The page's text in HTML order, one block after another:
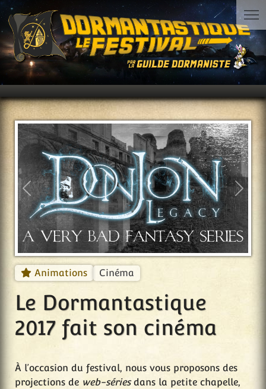
Précédent
Animations Cinéma
Le Dormantastique
2017 fait son cinéma
À l’occasion du festival, nous vous proposons des
projections de web-sériesdans la petite chapelle,